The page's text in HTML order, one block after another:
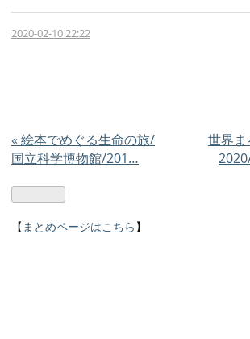
2020-02-10 22:22
« 絵本でめぐる生命の旅/
国立科学博物館/201…
世界ま
【 まとめページはこちら 】